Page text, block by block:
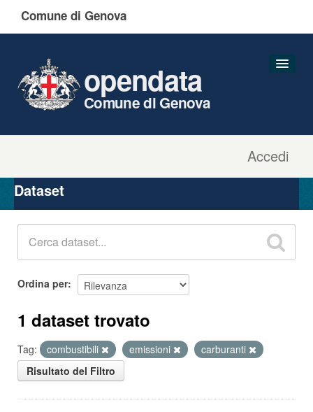
Comune di Genova
Accedi
opendata
Comune di Genova
Organizzazioni
Gruppi
Dataset
Ordina per
1 dataset trovato
Tag: combustibili emissioni
carburanti
Risultato del Filtro